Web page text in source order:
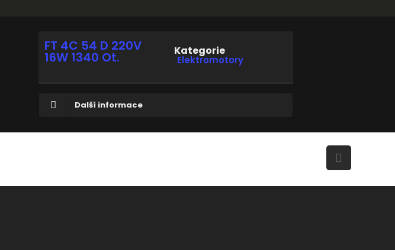
FT 4C 54 D 220V
16W 1340 Ot. Kategorie
Elektromotory
Další informace